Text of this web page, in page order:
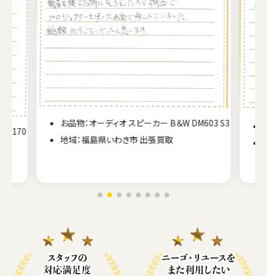
お品物：オーディオ レコード盤
地域：宮城県白石市 出張買取